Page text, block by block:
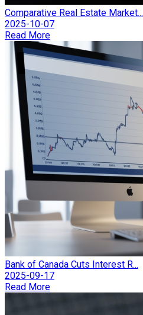
Comparative Real Estate Market...
2025-10-07
Read More
Bank of Canada Cuts Interest R...
2025-09-17
Read More